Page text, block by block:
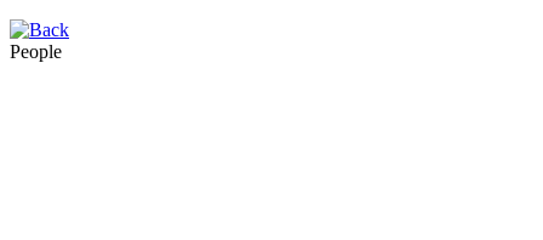
People